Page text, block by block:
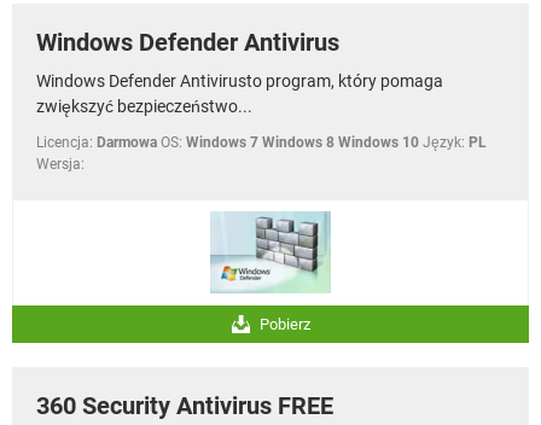
Windows Defender Antivirus
Windows Defender Antivirusto program, który pomaga
zwiększyć bezpieczeństwo...
Licencja: Darmowa OS: Windows 7 Windows 8 Windows 10 Język: PL
Wersja:
Pobierz
360 Security Antivirus FREE